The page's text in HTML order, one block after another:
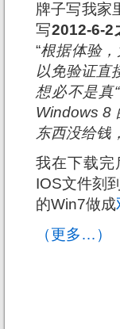
牌子写我家
写2012-6-2
“根据体验
以免验证直
想必不是真“
Windows 8
东西没给钱
我在下载完
IOS文件刻
的Win7做成
（更多…）